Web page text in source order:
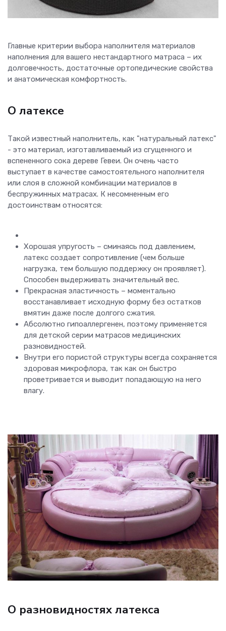
Главные критерии выбора наполнителя материалов
наполнения для вашего нестандартного матраса – их
долговечность, достаточные ортопедические свойства
и анатомическая комфортность.
О латексе
Такой известный наполнитель, как "натуральный латекс"
- это материал, изготавливаемый из сгущенного и
вспененного сока дереве Гевеи. Он очень часто
выступает в качестве самостоятельного наполнителя
или слоя в сложной комбинации материалов в
беспружинных матрасах. К несомненным его
достоинствам относятся:
Хорошая упругость – сминаясь под давлением,
латекс создает сопротивление (чем больше
нагрузка, тем большую поддержку он проявляет).
Способен выдерживать значительный вес.
Прекрасная эластичность – моментально
восстанавливает исходную форму без остатков
вмятин даже после долгого сжатия.
Абсолютно гипоаллергенен, поэтому применяется
для детской серии матрасов медицинских
разновидностей.
Внутри его пористой структуры всегда сохраняется
здоровая микрофлора, так как он быстро
проветривается и выводит попадающую на него
влагу.
О разновидностях латекса